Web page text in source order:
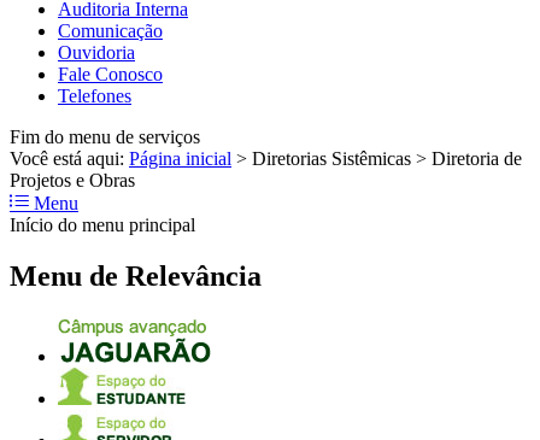
Auditoria Interna
Comunicação
Ouvidoria
Fale Conosco
Telefones
Fim do menu de serviços
Você está aqui: Página inicial > Diretorias Sistêmicas > Diretoria de
Projetos e Obras
Menu
Início do menu principal
Menu de Relevância